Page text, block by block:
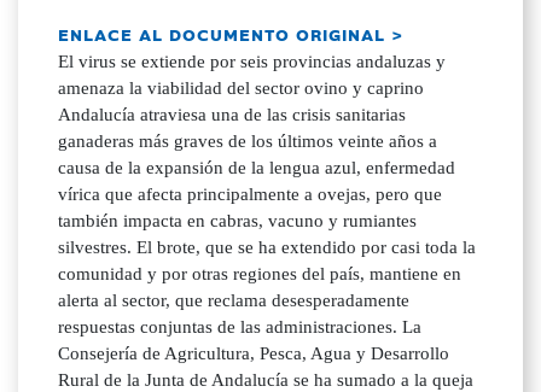
ENLACE AL DOCUMENTO ORIGINAL >
El virus se extiende por seis provincias andaluzas y
amenaza la viabilidad del sector ovino y caprino
Andalucía atraviesa una de las crisis sanitarias
ganaderas más graves de los últimos veinte años a
causa de la expansión de la lengua azul, enfermedad
vírica que afecta principalmente a ovejas, pero que
también impacta en cabras, vacuno y rumiantes
silvestres. El brote, que se ha extendido por casi toda la
comunidad y por otras regiones del país, mantiene en
alerta al sector, que reclama desesperadamente
respuestas conjuntas de las administraciones. La
Consejería de Agricultura, Pesca, Agua y Desarrollo
Rural de la Junta de Andalucía se ha sumado a la queja